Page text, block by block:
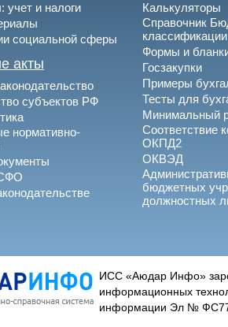
учет и налоги
социальной сферы
акты
субъектов РФ
нормативно-
Калькуляторы
Справочник
классификации
Формы и
Госзакупки
Примеры
Тесты для
Минимальный
Соответствие
ОКПД2
ОКВЭД
бюджетных
должностных
ИСС «Аюдар Инфо»
информационных
информации Эл № ФС77-